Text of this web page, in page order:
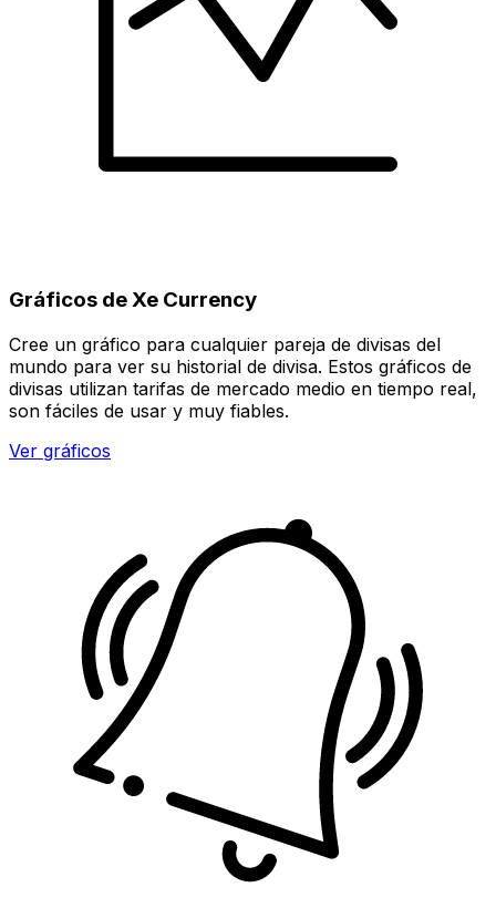
Gráficos de Xe Currency
Cree un gráfico para cualquier pareja de divisas del
mundo para ver su historial de divisa. Estos gráficos de
divisas utilizan tarifas de mercado medio en tiempo real,
son fáciles de usar y muy fiables.
Ver gráficos